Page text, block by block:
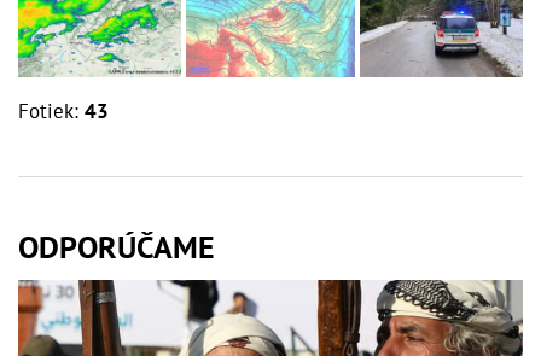
Fotiek: 43
ODPORÚČAME